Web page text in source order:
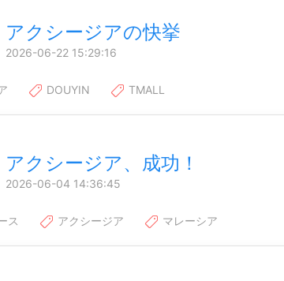
アクシージアの快挙
2026-06-22 15:29:16
DOUYIN TMALL
アクシージア、成功！
2026-06-04 14:36:45
ス アクシージア マレーシア